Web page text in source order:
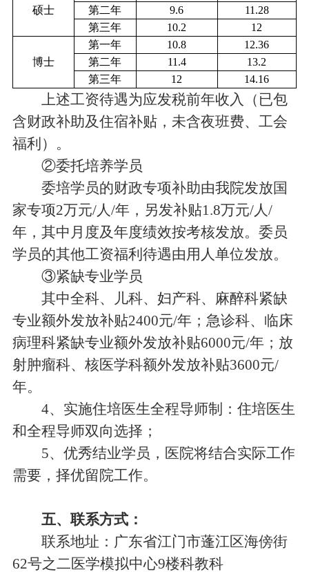
硕士
第二年
9.6
11.28
第三年
10.2 12
博士
第一年 10.8
12.36
第二年
11.4
13.2
第三年
12 14.16
上述工资待遇为应发税前年收入（已包
含财政补助及住宿补贴，未含夜班费、工会
福利）。
②委托培养学员
委培学员的财政专项补助由我院发放国
家专项2万元/人/年，另发补贴1.8万元/人/
年，其中月度及年度绩效按考核发放。委员
学员的其他工资福利待遇由用人单位发放。
③紧缺专业学员
其中全科、儿科、妇产科、麻醉科紧缺
专业额外发放补贴2400元/年；急诊科、临床
病理科紧缺专业额外发放补贴6000元/年；放
射肿瘤科、核医学科额外发放补贴3600元/
年。
4、实施住培医生全程导师制：住培医生
和全程导师双向选择；
5、优秀结业学员，医院将结合实际工作
需要，择优留院工作。
五、联系方式：
联系地址：广东省江门市蓬江区海傍街
62号之二医学模拟中心9楼科教科